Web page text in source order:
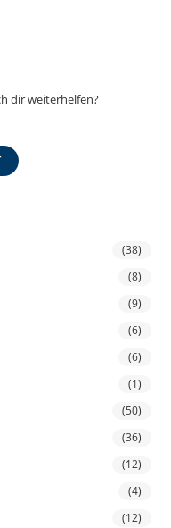
dir weiterhelfen?
(38)
(8)
(9)
(6)
(6)
(1)
(50)
(36)
(12)
(4)
(12)